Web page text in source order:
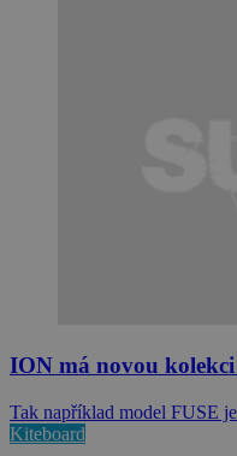
ION má novou
Tak například model FUSE
Kiteboard